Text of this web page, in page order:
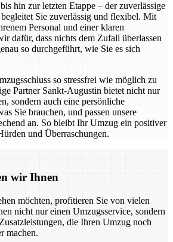
hin zur letzten Etappe – der zuverlässige
Sie zuverlässig und flexibel. Mit
Personal und einer klaren
dafür, dass nichts dem Zufall überlassen
so durchgeführt, wie Sie es sich
so stressfrei wie möglich zu
Partner Sankt-Augustin bietet nicht nur
sondern auch eine persönliche
Sie brauchen, und passen unsere
an. So bleibt Ihr Umzug ein positiver
und Überraschungen.
wir Ihnen
möchten, profitieren Sie von vielen
nicht nur einen Umzugsservice, sondern
die Ihren Umzug noch
machen.